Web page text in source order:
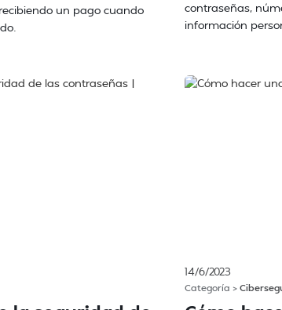
un pago cuando
contraseñas,
información
14/6/2023
Categoría >